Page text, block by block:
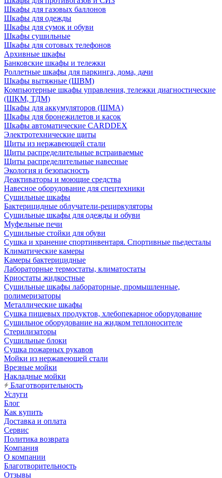
Шкафы для газовых баллонов
Шкафы для одежды
Шкафы для сумок и обуви
Шкафы сушильные
Шкафы для сотовых телефонов
Архивные шкафы
Банковские шкафы и тележки
Роллетные шкафы для паркинга, дома, дачи
Шкафы вытяжные (ШВМ)
Компьютерные шкафы управления, тележки диагностические
(ШКМ, ТДМ)
Шкафы для аккумуляторов (ШМА)
Шкафы для бронежилетов и касок
Шкафы автоматические CARDDEX
Электротехнические щиты
Щиты из нержавеющей стали
Щиты распределительные встраиваемые
Щиты распределительные навесные
Экология и безопасность
Деактиваторы и моющие средства
Навесное оборудование для спецтехники
Сушильные шкафы
Бактерицидные облучатели-рециркуляторы
Сушильные шкафы для одежды и обуви
Муфельные печи
Сушильные стойки для обуви
Сушка и хранение спортинвентаря. Спортивные пьедесталы
Климатические камеры
Камеры бактерицидные
Лабораторные термостаты, климатостаты
Криостаты жидкостные
Сушильные шкафы лабораторные, промышленные,
полимеризаторы
Металлические шкафы
Сушка пищевых продуктов, хлебопекарное оборудование
Сушильное оборудование на жидком теплоносителе
Стерилизаторы
Сушильные блоки
Сушка пожарных рукавов
Мойки из нержавеющей стали
Врезные мойки
Накладные мойки
Благотворительность
Услуги
Блог
Как купить
Доставка и оплата
Сервис
Политика возврата
Компания
О компании
Благотворительность
Отзывы